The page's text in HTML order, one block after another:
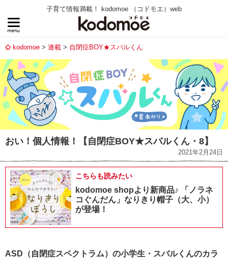
子育て情報満載！ kodomoe （コドモエ）web
kodomoe 連載 自閉症BOY★スバルくん
おい！個人情報！【自閉症BOY★スバルくん・8】
2021年2月24日
こちらも読みたい
kodomoe shopより新商品♪ 「ノラネ
コぐんだん」なりきり帽子（大、小）
が登場！
ASD（自閉症スペクトラム）の小学生・スバルくんのカラ